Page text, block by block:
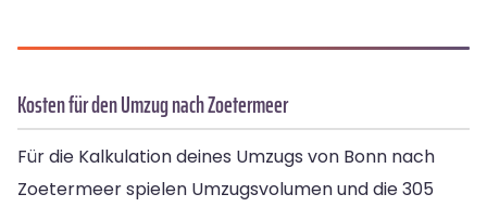
Kosten für den Umzug nach Zoetermeer
Für die Kalkulation deines Umzugs von Bonn nach
Zoetermeer spielen Umzugsvolumen und die 305